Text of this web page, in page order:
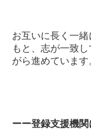
お互いに長く一
もと、志が一致
がら進めています
ーー登録支援機